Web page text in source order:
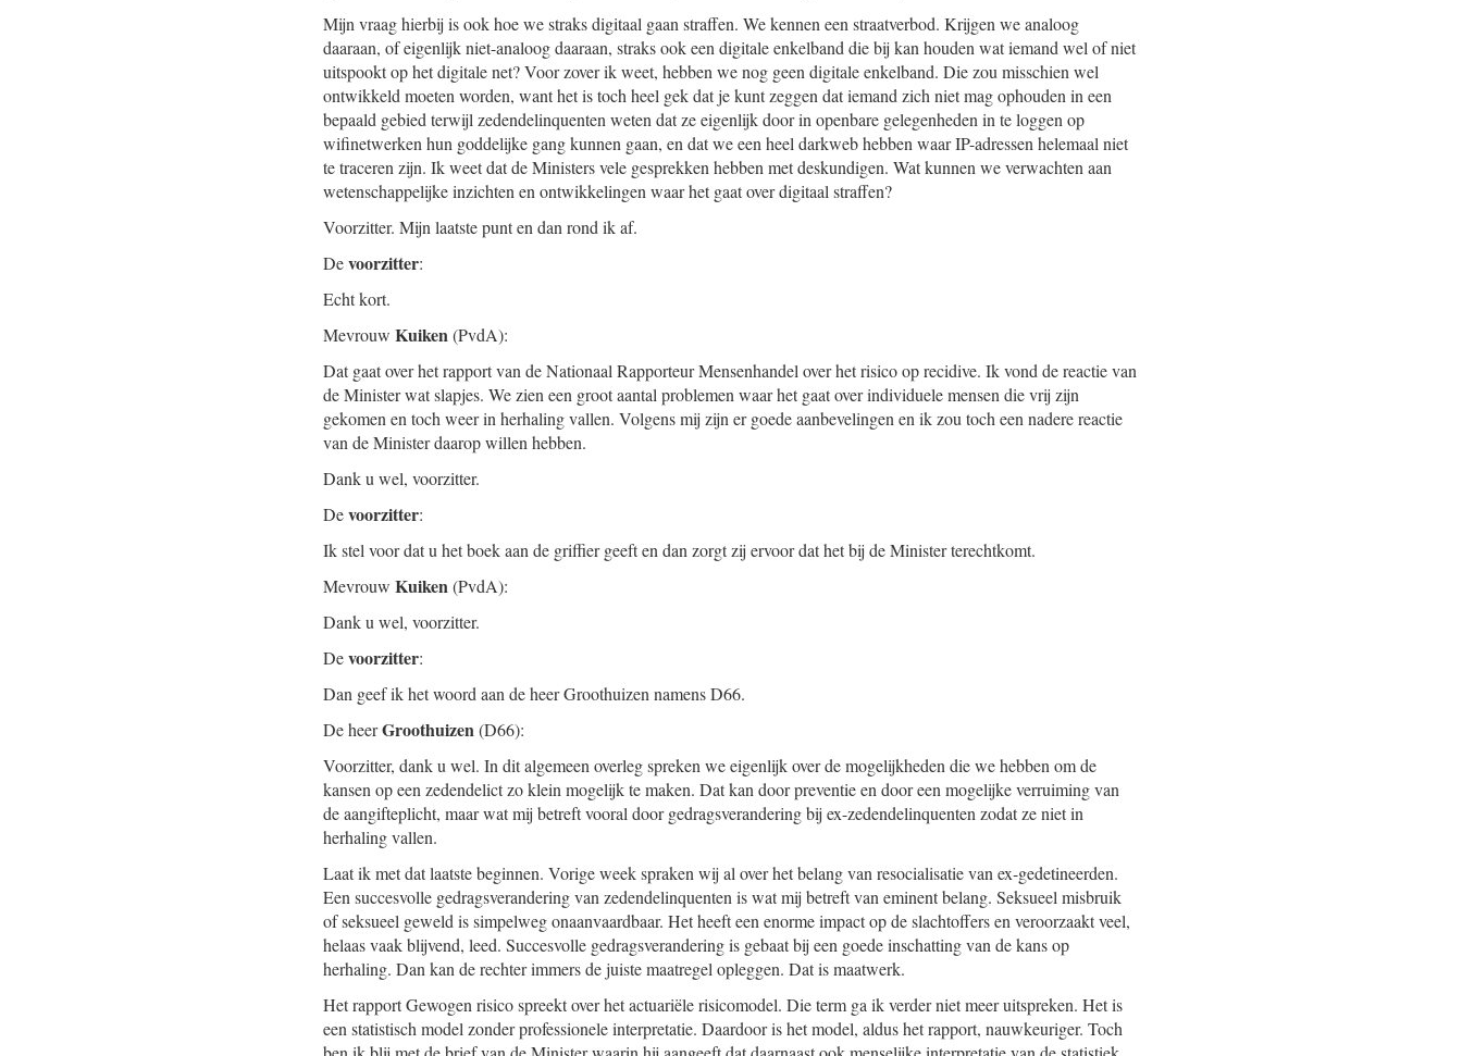
Mijn vraag hierbij is ook hoe we straks digitaal gaan straffen. We kennen een straatverbod. Krijgen we analoog
daaraan, of eigenlijk niet-analoog daaraan, straks ook een digitale enkelband die bij kan houden wat iemand wel of niet
uitspookt op het digitale net? Voor zover ik weet, hebben we nog geen digitale enkelband. Die zou misschien wel
ontwikkeld moeten worden, want het is toch heel gek dat je kunt zeggen dat iemand zich niet mag ophouden in een
bepaald gebied terwijl zedendelinquenten weten dat ze eigenlijk door in openbare gelegenheden in te loggen op
wifinetwerken hun goddelijke gang kunnen gaan, en dat we een heel darkweb hebben waar IP-adressen helemaal niet
te traceren zijn. Ik weet dat de Ministers vele gesprekken hebben met deskundigen. Wat kunnen we verwachten aan
wetenschappelijke inzichten en ontwikkelingen waar het gaat over digitaal straffen?
Voorzitter. Mijn laatste punt en dan rond ik af.
Devoorzitter:
Echt kort.
Mevrouw Kuiken(PvdA):
Dat gaat over het rapport van de Nationaal Rapporteur Mensenhandel over het risico op recidive. Ik vond de reactie van
de Minister wat slapjes. We zien een groot aantal problemen waar het gaat over individuele mensen die vrij zijn
gekomen en toch weer in herhaling vallen. Volgens mij zijn er goede aanbevelingen en ik zou toch een nadere reactie
van de Minister daarop willen hebben.
Dank u wel, voorzitter.
Devoorzitter:
Ik stel voor dat u het boek aan de griffier geeft en dan zorgt zij ervoor dat het bij de Minister terechtkomt.
Mevrouw Kuiken(PvdA):
Dank u wel, voorzitter.
Devoorzitter:
Dan geef ik het woord aan de heer Groothuizen namens D66.
De heerGroothuizen(D66):
Voorzitter, dank u wel. In dit algemeen overleg spreken we eigenlijk over de mogelijkheden die we hebben om de
kansen op een zedendelict zo klein mogelijk te maken. Dat kan door preventie en door een mogelijke verruiming van
de aangifteplicht, maar wat mij betreft vooral door gedragsverandering bij ex-zedendelinquenten zodat ze niet in
herhaling vallen.
Laat ik met dat laatste beginnen. Vorige week spraken wij al over het belang van resocialisatie van ex-gedetineerden.
Een succesvolle gedragsverandering van zedendelinquenten is wat mij betreft van eminent belang. Seksueel misbruik
of seksueel geweld is simpelweg onaanvaardbaar. Het heeft een enorme impact op de slachtoffers en veroorzaakt veel,
helaas vaak blijvend, leed. Succesvolle gedragsverandering is gebaat bij een goede inschatting van de kans op
herhaling. Dan kan de rechter immers de juiste maatregel opleggen. Dat is maatwerk.
Het rapport Gewogen risico spreekt over het actuariële risicomodel. Die term ga ik verder niet meer uitspreken. Het is
een statistisch model zonder professionele interpretatie. Daardoor is het model, aldus het rapport, nauwkeuriger. Toch